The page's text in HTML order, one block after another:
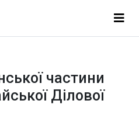
частини
Ділової